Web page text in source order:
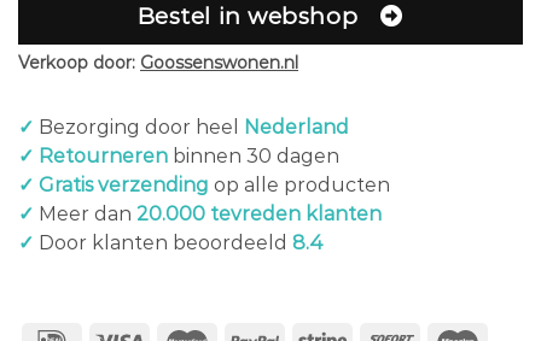
Bestel in webshop
Verkoop door: Goossenswonen.nl
✓ Bezorging door heel
Nederland
✓ Retourneren binnen 30 dagen
✓ Gratis verzending op alle producten
✓ Meer dan 20.000 tevreden klanten
✓ Door klanten beoordeeld 8.4